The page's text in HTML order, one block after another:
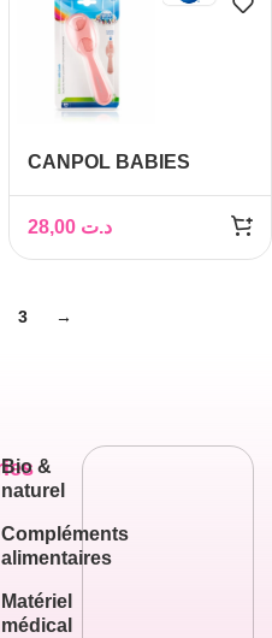
CANPOL BABIES
د.ت
3 →
Bio &
naturel
Compléments
alimentaires
Matériel
médical